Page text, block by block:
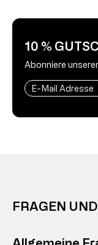
10 %
Abonniere
FRAGEN